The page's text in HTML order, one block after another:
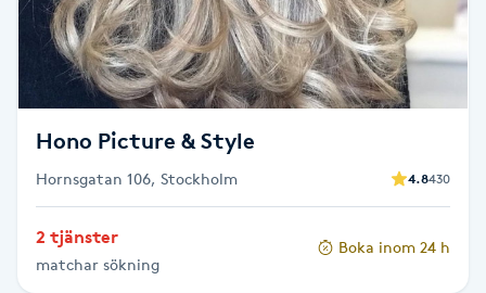
Kostrådgivning
Kroppsinpackning
Kroppspeeling
Kärlbehandling
Hono Picture & Style
Hornsgatan 106, Stockholm 4.8430
2 tjänster
matchar sökning
Boka inom 24 h